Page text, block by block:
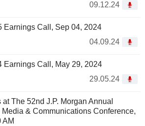
09.12.24
Earnings Call, Sep 04, 2024
04.09.24
Earnings Call, May 29, 2024
29.05.24
The 52nd J.P. Morgan Annual
& Communications Conference,
AM